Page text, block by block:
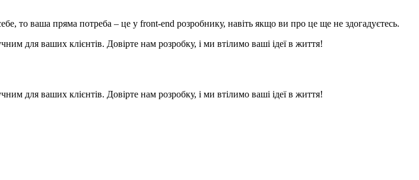
то ваша пряма потреба – це у front-end розробнику, навіть якщо ви про це ще не здогадуєтесь.
для ваших клієнтів. Довірте нам розробку, і ми втілимо ваші ідеї в життя!
для ваших клієнтів. Довірте нам розробку, і ми втілимо ваші ідеї в життя!